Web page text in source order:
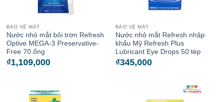
BẢO VỆ MẮT
Nước nhỏ mắt bôi trơn Refresh
Optive MEGA-3 Preservative-
Free 70 ống
₫1,109,000
BẢO VỆ MẮT
Nước nhỏ mắt Refresh nhập
khẩu Mỹ Refresh Plus
Lubricant Eye Drops 50 tép
₫345,000